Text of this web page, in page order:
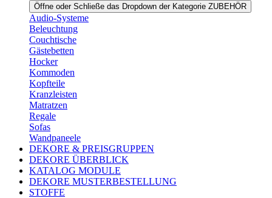
Öffne oder Schließe das Dropdown der Kategorie ZUBEHÖR
Audio-Systeme
Beleuchtung
Couchtische
Gästebetten
Hocker
Kommoden
Kopfteile
Kranzleisten
Matratzen
Regale
Sofas
Wandpaneele
DEKORE & PREISGRUPPEN
DEKORE ÜBERBLICK
KATALOG MODULE
DEKORE MUSTERBESTELLUNG
STOFFE